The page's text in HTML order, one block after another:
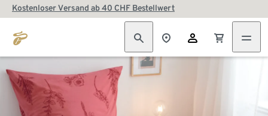
Kostenloser Versand ab 40 CHF Bestellwert